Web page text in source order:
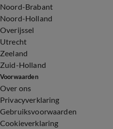
Noord-Brabant
Noord-Holland
Overijssel
Utrecht
Zeeland
Zuid-Holland
Voorwaarden
Over ons
Privacyverklaring
Gebruiksvoorwaarden
Cookieverklaring